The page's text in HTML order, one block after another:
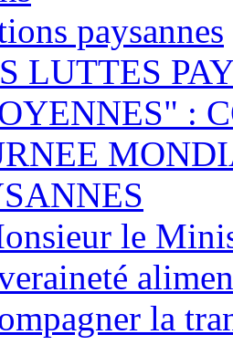
paysannes
LUTTES
:
le
la